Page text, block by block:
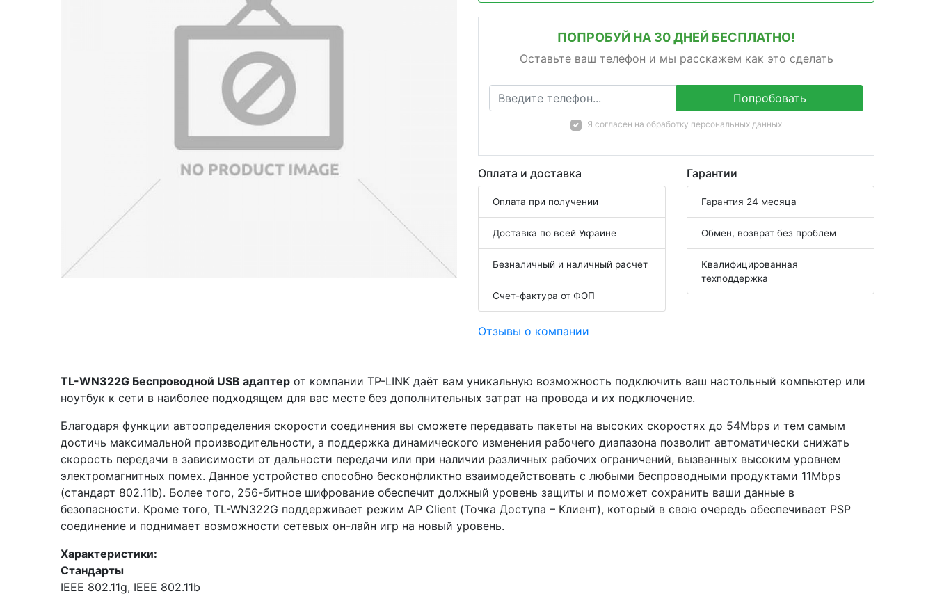
ПОПРОБУЙ НА 30 ДНЕЙ БЕСПЛАТНО!
Оставьте ваш телефон и мы расскажем как это сделать
Попробовать
Я согласен на обработку персональных данных
Оплата и доставка
Оплата при получении
Доставка по всей Украине
Безналичный и наличный расчет
Счет-фактура от ФОП
Гарантии
Гарантия 24 месяца
Обмен, возврат без проблем
Квалифицированная
техподдержка
Отзывы о компании
TL-WN322G Беспроводной USB адаптер от компании TP-LINK даёт вам уникальную возможность подключить ваш настольный компьютер или
ноутбук к сети в наиболее подходящем для вас месте без дополнительных затрат на провода и их подключение.
Благодаря функции автоопределения скорости соединения вы сможете передавать пакеты на высоких скоростях до 54Mbps и тем самым
достичь максимальной производительности, а поддержка динамического изменения рабочего диапазона позволит автоматически снижать
скорость передачи в зависимости от дальности передачи или при наличии различных рабочих ограничений, вызванных высоким уровнем
электромагнитных помех. Данное устройство способно бесконфликтно взаимодействовать с любыми беспроводными продуктами 11Mbps
(стандарт 802.11b). Более того, 256-битное шифрование обеспечит должный уровень защиты и поможет сохранить ваши данные в
безопасности. Кроме того, TL-WN322G поддерживает режим AP Client (Точка Доступа – Клиент), который в свою очередь обеспечивает PSP
соединение и поднимает возможности сетевых он-лайн игр на новый уровень.
Характеристики:
Стандарты
IEEE 802.11g, IEEE 802.11b